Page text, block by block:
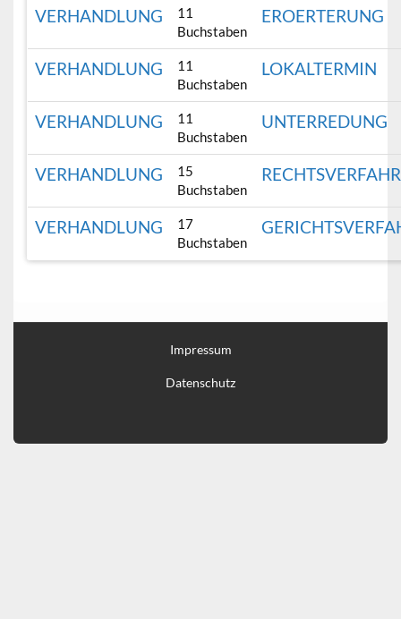
VERHANDLUNG
11
Buchstaben
EROERTERUNG
VERHANDLUNG
11
Buchstaben
LOKALTERMIN
VERHANDLUNG
11
Buchstaben
UNTERREDUNG
VERHANDLUNG
15
Buchstaben
VERHANDLUNG
17
Buchstaben
Impressum
Datenschutz